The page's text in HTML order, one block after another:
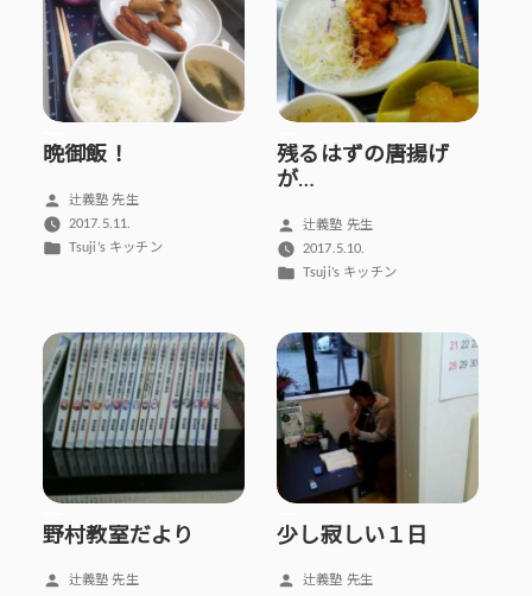
晩御飯！
投
稿
者:
辻義塾 先生
2017.5.11.
カ
ー:
Tsuji’s キッチン
残るはずの唐揚げ
が…
投
稿
者:
辻義塾 先生
2017.5.10.
カ
リ
ー:
Tsuji’s キッチン
野村教室だより
投
辻義塾 先生
少し寂しい１日
投
辻義塾 先生